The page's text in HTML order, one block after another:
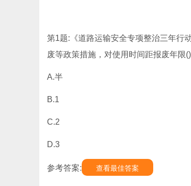
第1题:《道路运输安全专项整治三年行
废等政策措施，对使用时间距报废年限
A.半
B.1
C.2
D.3
参考答案: 查看最佳答案